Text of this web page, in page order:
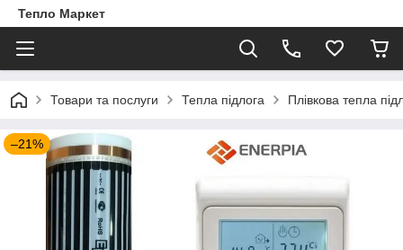
Тепло Маркет
Товари та послуги Тепла підлога Плівкова тепла
–21%